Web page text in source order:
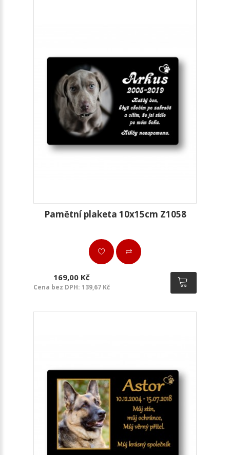
Pamětní plaketa 10x15cm Z1058
169,00 Kč
Cena bez DPH: 139,67 Kč